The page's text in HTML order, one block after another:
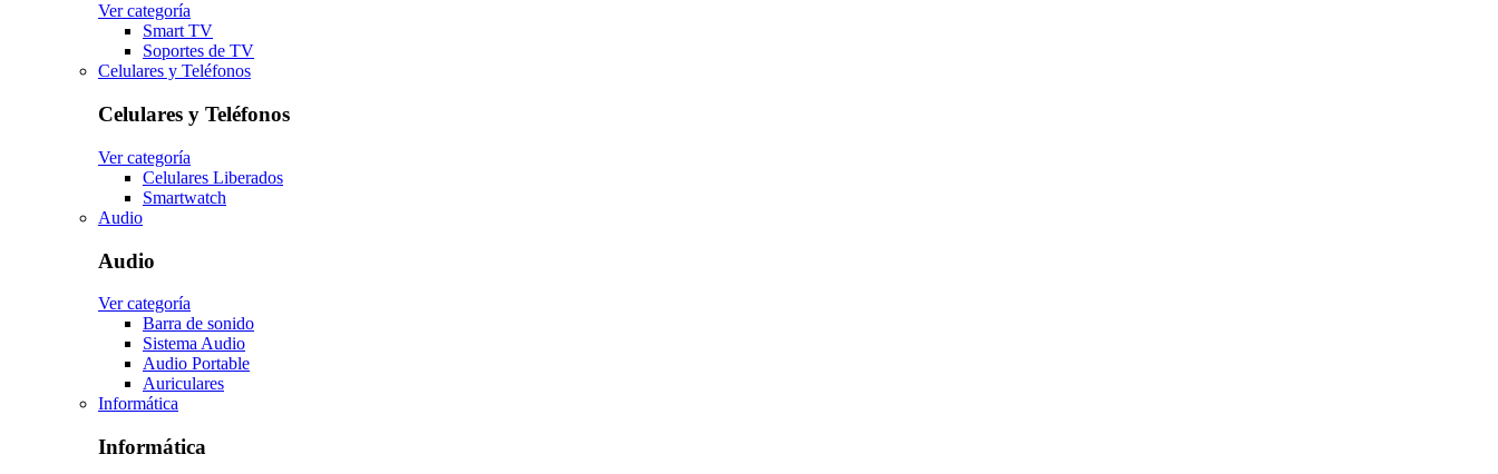
Ver categoría
Smart TV
Soportes de TV
Celulares y Teléfonos
Celulares y Teléfonos
Ver categoría
Celulares Liberados
Smartwatch
Audio
Audio
Ver categoría
Barra de sonido
Sistema Audio
Audio Portable
Auriculares
Informática
Informática